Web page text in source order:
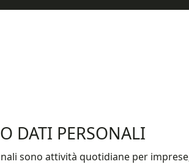
DATI PERSONALI​
sono attività quotidiane per